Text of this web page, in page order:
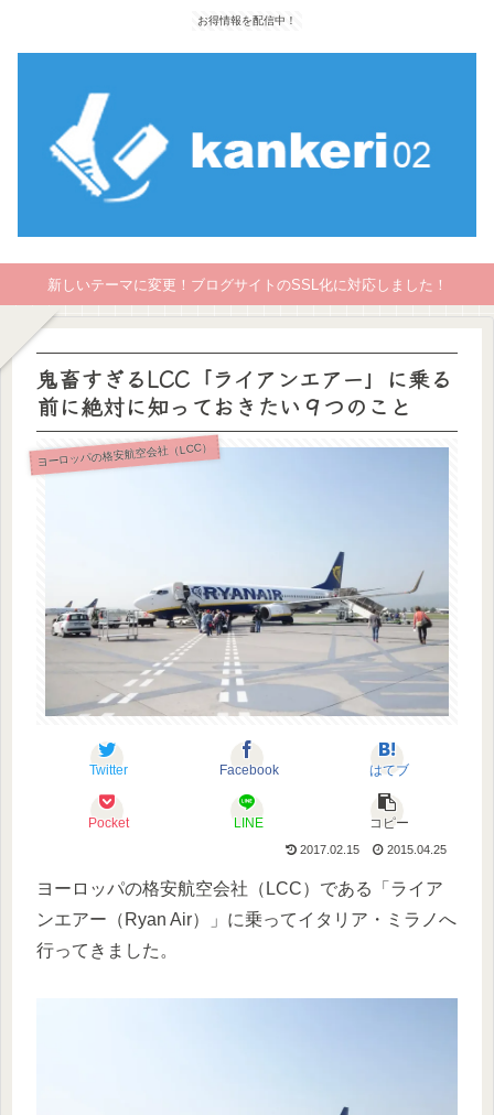
お得情報を配信中！
新しいテーマに変更！ブログサイトのSSL化に対応しました！
鬼畜すぎるLCC「ライアンエアー」に乗る
前に絶対に知っておきたい９つのこと
ヨーロッパの格安航空会社（LCC）
Twitter Facebook はてブ
Pocket LINE コピー
2017.02.15 2015.04.25
ヨーロッパの格安航空会社（LCC）である「ライア
ンエアー（Ryan Air）」に乗ってイタリア・ミラノへ
行ってきました。